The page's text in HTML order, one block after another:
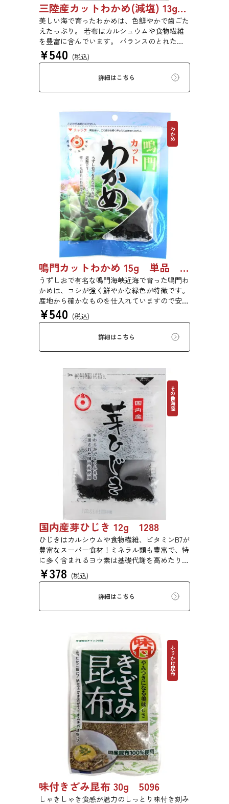
三陸産カットわかめ(減塩) 13g 1999
美しい海で育ったわかめは、色鮮やかで歯ごた
えたっぷり。 若布はカルシュウムや食物繊維
を豊富に含んでいます。 バランスのとれた食
生活のために是非お召し上がりください。
¥540 (税込)
詳細はこちら
わかめ
鳴門カットわかめ 15g 単品 5袋セット 20袋セット 1975
うずしおで有名な鳴門海峡近海で育った鳴門わ
かめは、コシが強く鮮やかな緑色が特徴です。
産地から確かなものを仕入れていますので安心
してお買い求めください。また、乾燥タイプの
カットわかめですので、大きく増えて便利で
す。わかめはカルシウムや食物繊維を豊富に含
んでいますので、バランスのとれた食生活のた
めにお使いいただけます。
¥540 (税込)
詳細はこちら
その他海藻
国内産芽ひじき 12g 1288
ひじきはカルシウムや食物繊維、ビタミンB7が
豊富なスーパー食材！ミネラル類も豊富で、特
に多く含まれるヨウ素は基礎代謝を高めたり、
成長期のお子様の成長を促進する効果がありま
す。
¥378 (税込)
詳細はこちら
ふりかけ昆布
味付きざみ昆布 30g 5096
しゃきしゃき食感が魅力のしっとり味付き刻み